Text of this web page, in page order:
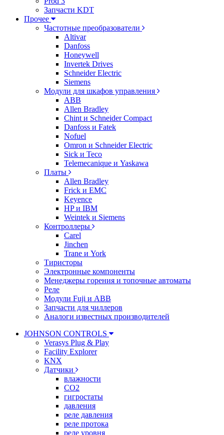
Запчасти KDT
Прочее
Частотные преобразователи
Altivar
Danfoss
Honeywell
Invertek Drives
Schneider Electric
Siemens
Модули для шкафов управления
ABB
Allen Bradley
Chint и Schneider Compact
Danfoss и Fatek
Nofuel
Omron и Schneider Electric
Sick и Teco
Telemecanique и Yaskawa
Платы
Allen Bradley
Frick и EMC
Keyence
HP и IBM
Weintek и Siemens
Контроллеры
Carel
Jinchen
Trane и York
Тиристоры
Электронные компоненты
Менеджеры горения и топочные автоматы
Реле
Модули Fuji и ABB
Запчасти для чиллеров
Аналоги известных производителей
JOHNSON CONTROLS
Verasys Plug & Play
Facility Explorer
KNX
Датчики
влажности
CO2
гигростаты
давления
реле давления
реле протока
реле уровня